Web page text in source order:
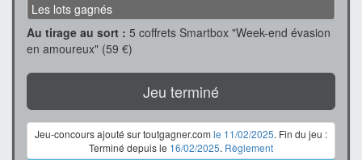
Les lots gagnés
Au tirage au sort : 5 coffrets Smartbox "Week-end évasion
en amoureux" (59 €)
Jeu terminé
Jeu-concours ajouté sur toutgagner.com le 11/02/2025. Fin du jeu :
Terminé depuis le 16/02/2025. Règlement